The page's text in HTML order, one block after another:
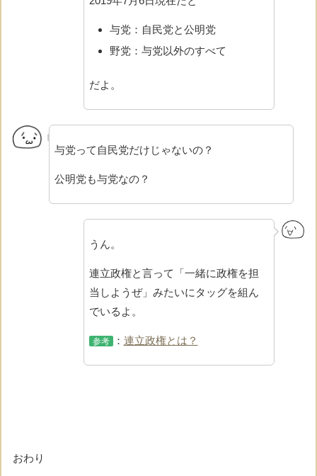
与党：自民党と公明党
野党：与党以外のすべて
だよ。
与党って自民党だけじゃないの？
公明党も与党なの？
うん。
連立政権と言って「一緒に政権を担
当しようぜ」みたいにタッグを組ん
でいるよ。
参考 ： 連立政権とは？
おわり